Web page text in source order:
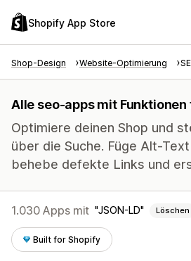
Shopify App Store
Shop-Design Website-Optimierung
Alle seo-apps mit
Optimiere deinen Shop und
über die Suche. Füge Alt-
behebe defekte Links und
1.030 Apps mit JSON-LD Löschen
Built for Shopify